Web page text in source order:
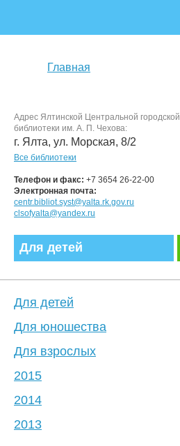
Главная
Адрес Ялтинской Центральной городской
библиотеки им. А. П. Чехова:
г. Ялта, ул. Морская, 8/2
Все библиотеки
Телефон и факс: +7 3654 26-22-00
Электронная почта:
centr.bibliot.syst@yalta.rk.gov.ru
clsofyalta@yandex.ru
Для детей
Для детей
Для юношества
Для взрослых
2015
2014
2013